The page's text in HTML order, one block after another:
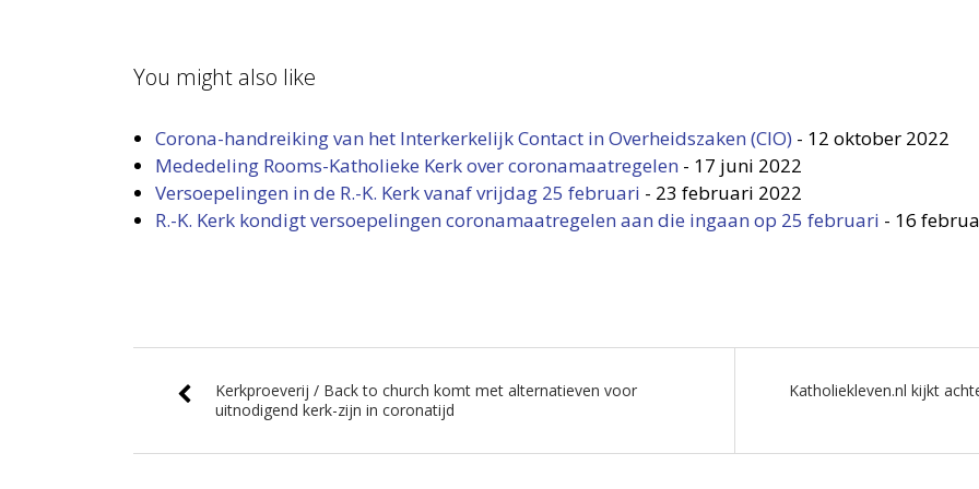
You might also like
Corona-handreiking van het Interkerkelijk Contact in Overheidszaken (CIO) - 12 oktober 2022
Mededeling Rooms-Katholieke Kerk over coronamaatregelen - 17 juni 2022
Versoepelingen in de R.-K. Kerk vanaf vrijdag 25 februari - 23 februari 2022
R.-K. Kerk kondigt versoepelingen coronamaatregelen aan die ingaan op 25 februari - 16
Kerkproeverij / Back to church komt met alternatieven voor
uitnodigend kerk-zijn in coronatijd
Katholiekleven.nl kijkt